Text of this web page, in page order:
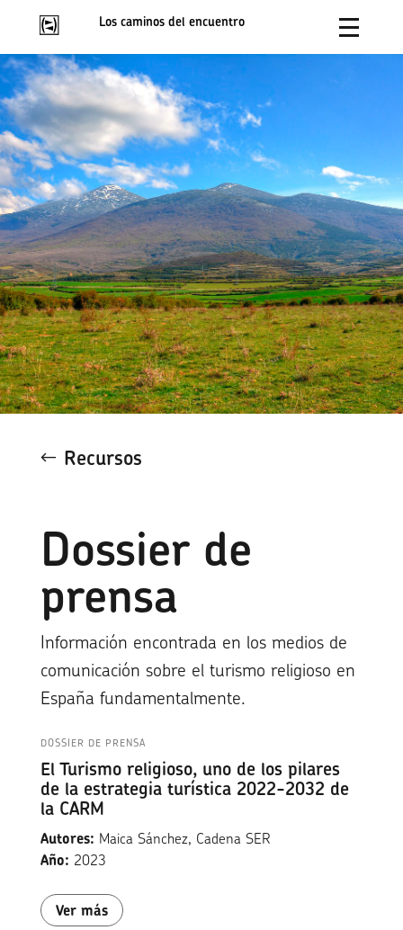
Los caminos del encuentro
Recursos
Dossier de
prensa
Información encontrada en los medios de
comunicación sobre el turismo religioso en
España fundamentalmente.
DOSSIER DE PRENSA
El Turismo religioso, uno de los pilares
de la estrategia turística 2022-2032 de
la CARM
Autores: Maica Sánchez, Cadena SER
Año: 2023
Ver más